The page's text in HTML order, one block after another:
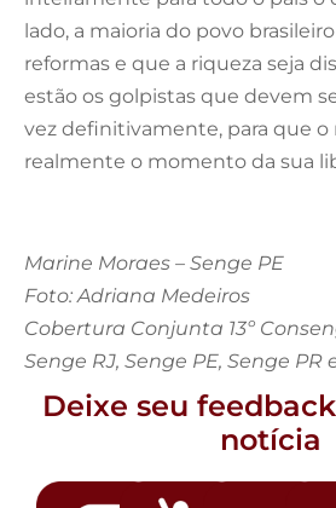
lado, a maioria do povo
reformas e que a riqueza seja
estão os golpistas que devem
vez definitivamente, para que o
realmente o momento da sua
Marine Moraes – Senge PE
Foto: Adriana Medeiros
Cobertura Conjunta 13º
Senge RJ, Senge PE, Senge PR
Deixe seu
notícia